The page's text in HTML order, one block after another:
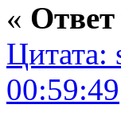
« Ответ
Цитата:
00:59:49